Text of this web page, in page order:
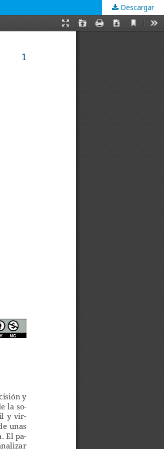
Descargar